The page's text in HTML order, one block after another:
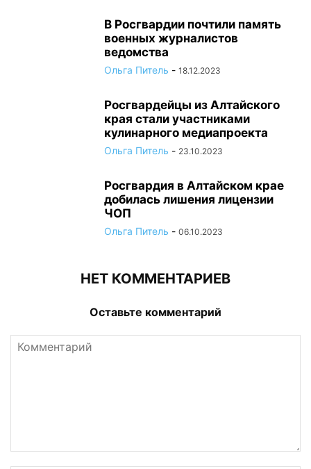
В Росгвардии почтили память
военных журналистов
ведомства
Ольга Питель - 18.12.2023
Росгвардейцы из Алтайского
края стали участниками
кулинарного медиапроекта
Ольга Питель - 23.10.2023
Росгвардия в Алтайском крае
добилась лишения лицензии
ЧОП
Ольга Питель - 06.10.2023
НЕТ КОММЕНТАРИЕВ
Оставьте комментарий